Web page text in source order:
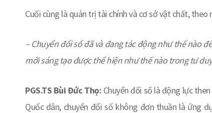
Cuối cùng là quản trị tài chính và cơ sở vật chất,
–Chuyển đổi số đã và đang tác động như thế nào
mới sáng tạo được thể hiện như thế nào trong tư
PGS.TS Bùi Đức Thọ: Chuyển đổi số là động lực
Quốc dân, chuyển đổi số không đơn thuần là ứng